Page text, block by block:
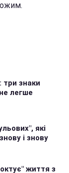
три знаки
легше
які
і знову
життя з